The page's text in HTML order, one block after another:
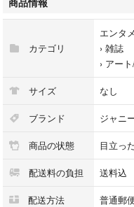
『折曲厳禁 』記載をして発送
カテゴリ
エンタ
› 雑誌
› アー
サイズ なし
ブランド ジャニ
商品の状態 目立っ
配送料の負担 送料込
配送方法 普通郵